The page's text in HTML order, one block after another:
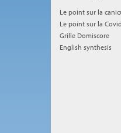
Le point sur la
Le point sur la
Grille Domiscore
English synthesis